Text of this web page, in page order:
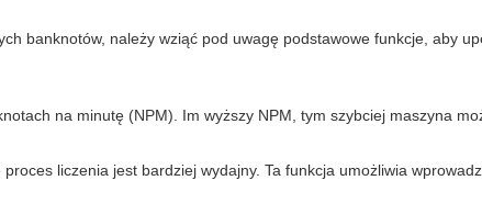
banknotów, należy wziąć pod uwagę podstawowe funkcje, aby
na minutę (NPM). Im wyższy NPM, tym szybciej maszyna
liczenia jest bardziej wydajny. Ta funkcja umożliwia